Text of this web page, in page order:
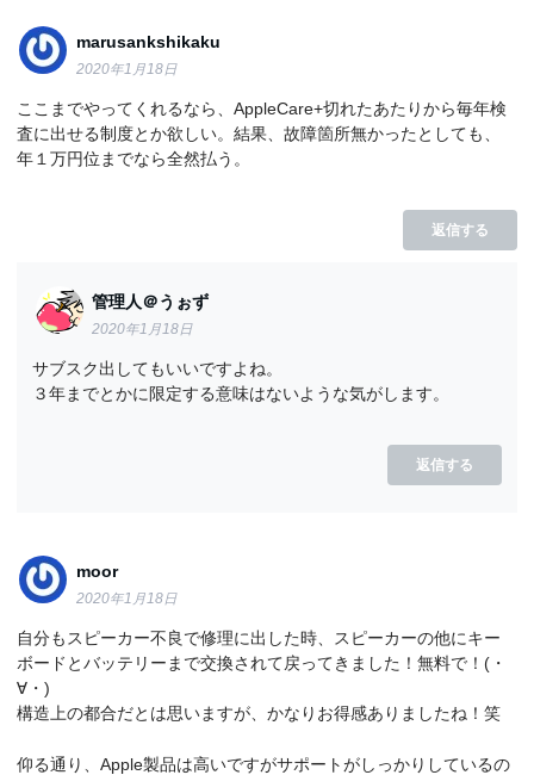
marusankshikaku
2020年1月18日
ここまでやってくれるなら、AppleCare+切れたあたりから毎年検
査に出せる制度とか欲しい。結果、故障箇所無かったとしても、
年１万円位までなら全然払う。
返信する
管理人＠うぉず
2020年1月18日
サブスク出してもいいですよね。
３年までとかに限定する意味はないような気がします。
返信する
moor
2020年1月18日
自分もスピーカー不良で修理に出した時、スピーカーの他にキー
ボードとバッテリーまで交換されて戻ってきました！無料で！(・
∀・)
構造上の都合だとは思いますが、かなりお得感ありましたね！笑
仰る通り、Apple製品は高いですがサポートがしっかりしているの